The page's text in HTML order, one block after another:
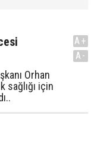
Orhan
sağlığı için
A+
A-